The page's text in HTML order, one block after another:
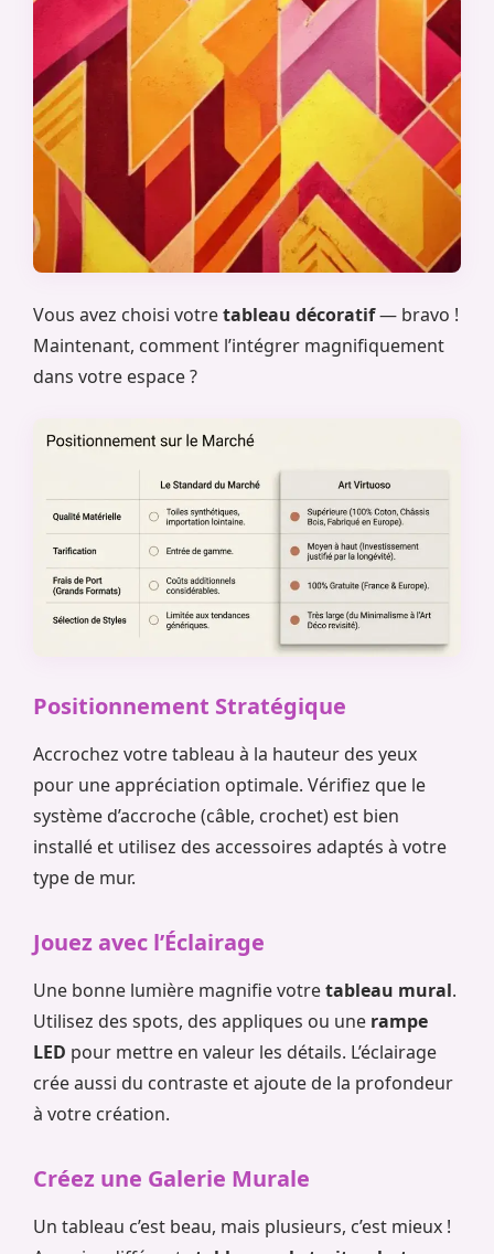
Vous avez choisi votretableau décoratif— bravo !
Maintenant, comment l’intégrer magnifiquement
dans votre espace ?
Positionnement Stratégique
Accrochez votre tableau à la hauteur des yeux
pour une appréciation optimale. Vérifiez que le
système d’accroche (câble, crochet) est bien
installé et utilisez des accessoires adaptés à votre
type de mur.
Jouez avec l’Éclairage
Une bonne lumière magnifie votretableau mural.
Utilisez des spots, des appliques ou une rampe
LED pour mettre en valeur les détails. L’éclairage
crée aussi du contraste et ajoute de la profondeur
à votre création.
Créez une Galerie Murale
Un tableau c’est beau, mais plusieurs, c’est mieux !